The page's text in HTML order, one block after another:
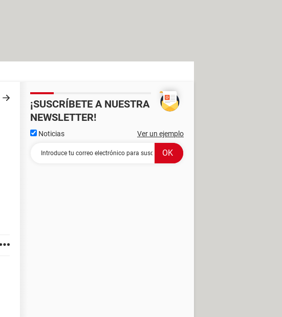
¡SUSCRÍBETE A NUESTRA
NEWSLETTER!
Noticias Ver un ejemplo